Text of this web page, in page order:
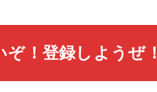
！登録しようぜ！